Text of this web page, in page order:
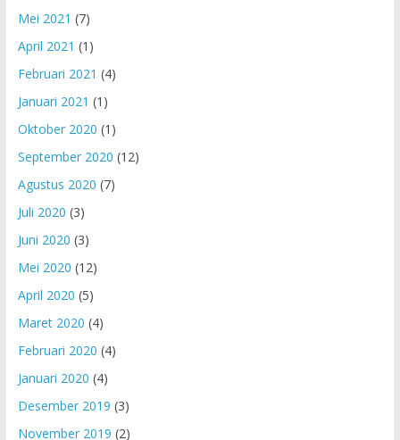
Mei 2021 (7)
April 2021 (1)
Februari 2021 (4)
Januari 2021 (1)
Oktober 2020 (1)
September 2020 (12)
Agustus 2020 (7)
Juli 2020 (3)
Juni 2020 (3)
Mei 2020 (12)
April 2020 (5)
Maret 2020 (4)
Februari 2020 (4)
Januari 2020 (4)
Desember 2019 (3)
November 2019 (2)